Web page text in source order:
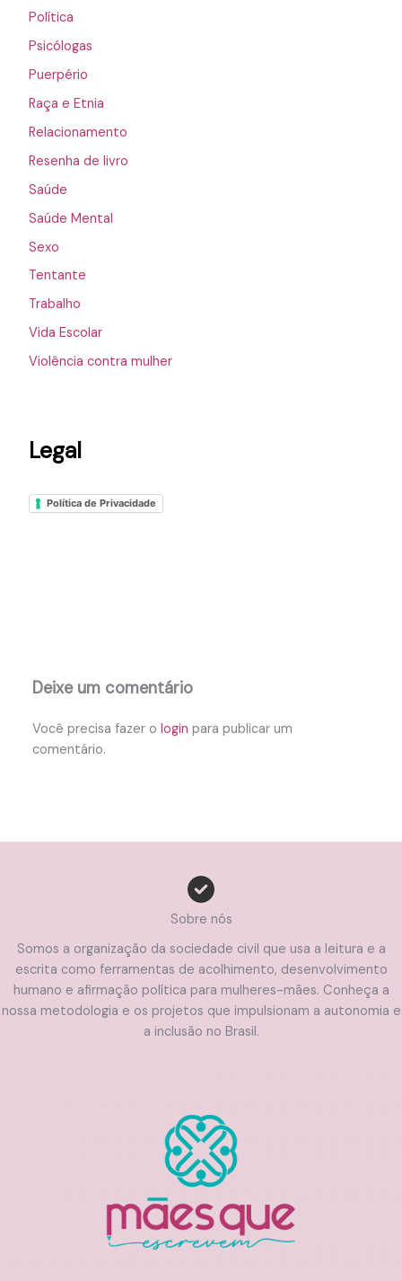
Política
Psicólogas
Puerpério
Raça e Etnia
Relacionamento
Resenha de livro
Saúde
Saúde Mental
Sexo
Tentante
Trabalho
Vida Escolar
Violência contra mulher
Legal
Política de Privacidade
Deixe um comentário
Você precisa fazer ologin para publicar um
comentário.
Sobre nós
Somos a organização da sociedade civil que usa a leitura e a
escrita como ferramentas de acolhimento, desenvolvimento
humano e afirmação política para mulheres-mães. Conheça a
nossa metodologia e os projetos que impulsionam a autonomia e
a inclusão no Brasil.